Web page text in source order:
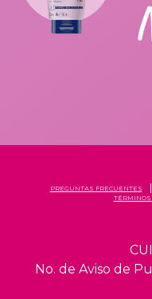
PREGUNTAS FRECUENTES
TÉRMINOS
No. de Aviso de